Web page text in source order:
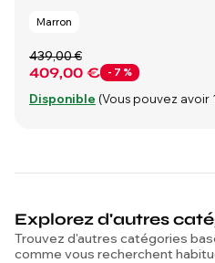
Marron
409,00 € - 7 %
439,00 €
Disponible (Vous pouvez avoir
Explorez d'autres
Trouvez d'autres catégories
comme vous recherchent